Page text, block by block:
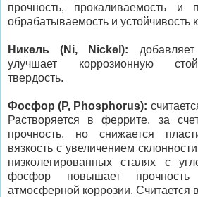
прочность, прокаливаемость и
обрабатываемость и устойчивость
Никель (Ni, Nickel):
улучшает коррозионную
твердость.
Фосфор (P, Phosphorus):
Растворяется в феррите, за
прочность, но снижается
вязкость с увеличением
низколегированных сталях с
фосфор повышает прочность
атмосферной коррозии. Считается